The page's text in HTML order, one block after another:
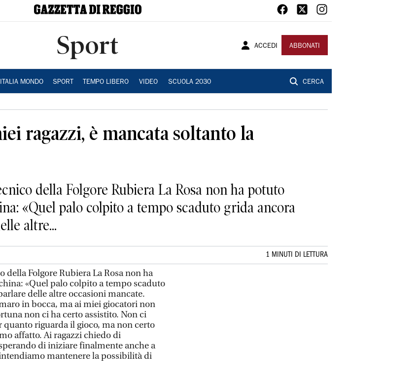
Sport ACCEDI ABBONATI
ITALIA MONDO SPORT TEMPO LIBERO VIDEO SCUOLA 2030 CERCA
ragazzi, è mancata soltanto la
della Folgore Rubiera La Rosa non ha potuto
«Quel palo colpito a tempo scaduto grida ancora
altre...
1 MINUTI DI LETTURA
della Folgore Rubiera La Rosa non ha
«Quel palo colpito a tempo scaduto
delle altre occasioni mancate.
in bocca, ma ai miei giocatori non
non ci ha certo assistito. Non ci
quanto riguarda il gioco, ma non certo
affatto. Ai ragazzi chiedo di
di iniziare finalmente anche a
mantenere la possibilità di